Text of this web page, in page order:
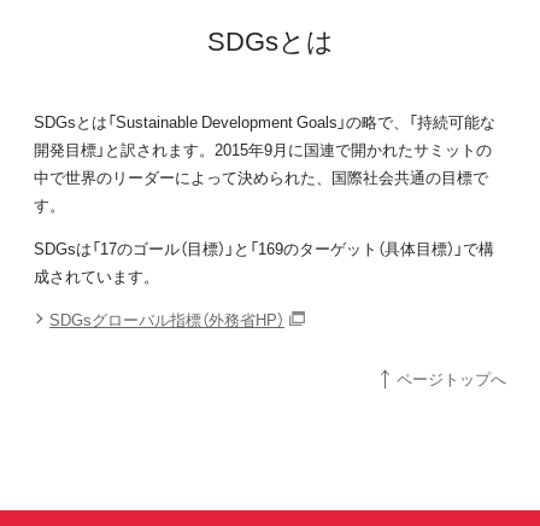
SDGsとは
SDGsとは「Sustainable Development Goals」の略で、「持続可能な
開発目標」と訳されます。2015年9月に国連で開かれたサミットの
中で世界のリーダーによって決められた、国際社会共通の目標で
す。
SDGsは「17のゴール（目標）」と「169のターゲット（具体目標）」で構
成されています。
SDGsグローバル指標（外務省HP）
ページトップへ